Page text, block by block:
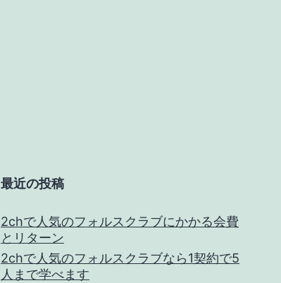
最近の投稿
2chで人気のフォルスクラブにかかる会費
とリターン
2chで人気のフォルスクラブなら1契約で5
人まで学べます